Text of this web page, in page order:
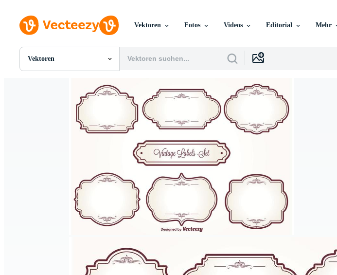
Vektoren Fotos Videos Editorial Mehr
Vektoren
Alle Bilder
Redaktionelle Ereignisse